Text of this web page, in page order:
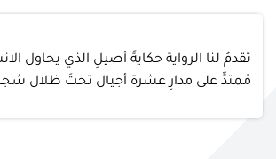
تقدمُ لنا الرواية حكايةَ أصيلٍ الذي يحاول
مُمتدٍّ على مدارِ عشرة أجيال تحتَ ظلال شجرة